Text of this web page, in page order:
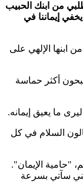
من ابنك الحبيب
إيماننا في
ابنها الإلهي على
أكثر حماسة
ما يعيق إيمانه.
السلام في كل
"حامية الإيمان".
سآتي بسرعة